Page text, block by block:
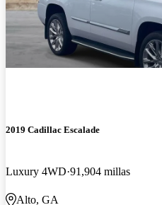
2019 Cadillac Escalade
Luxury 4WD 91,904 millas
Alto, GA